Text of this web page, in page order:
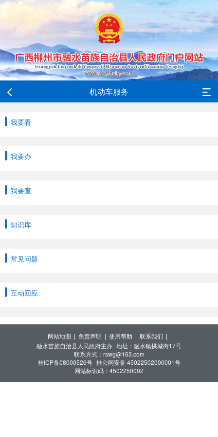
机动车服务
我要看
我要办
我要查
知识库
常见问题
互动回应
网站地图 | 免责声明 | 使用帮助 | 联系我们 |
融水苗族自治县人民政府主办 地址：融水镇拱城街17号
联系方式：rswg@163.com
桂ICP备08000526号 桂公网安备 45022502000001号
网站标识码：4502250002